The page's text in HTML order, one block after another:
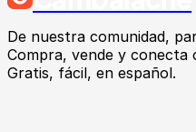
De nuestra comunidad,
Compra, vende y conecta
Gratis, fácil, en español.